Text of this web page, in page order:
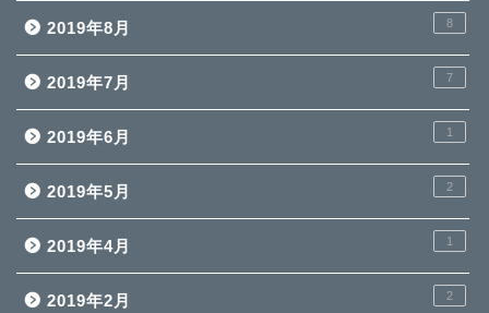
2019年8月 8
2019年7月 7
2019年6月 1
2019年5月 2
2019年4月 1
2019年2月 2